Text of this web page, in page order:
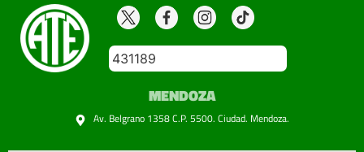
431189
MENDOZA
Av. Belgrano 1358 C.P. 5500. Ciudad. Mendoza.